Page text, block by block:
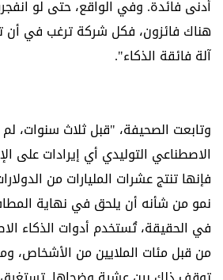
أدنى فائدة. وفي الواقع، حتى لو
هناك فائزون، فكل شركة ترغب في أن
آلة فائقة الذكاء".
وتابعت الصحيفة، "قبل ثلاث سنوات،
الاصطناعي التوليدي أي إيرادات على
فإنها تنتج عشرات المليارات من
نمو من شأنه أن يلحق في نهاية
في الحقيقة، تُستخدم أدوات الذكاء
من قبل مئات الملايين من الأشخاص،